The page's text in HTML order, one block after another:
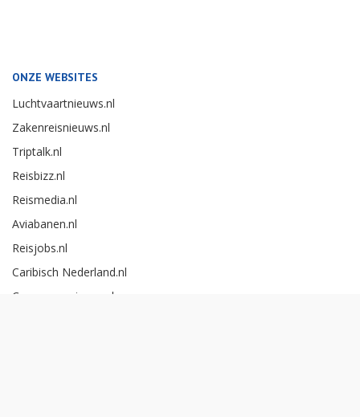
ONZE WEBSITES
Luchtvaartnieuws.nl
Zakenreisnieuws.nl
Triptalk.nl
Reisbizz.nl
Reismedia.nl
Aviabanen.nl
Reisjobs.nl
Caribisch Nederland.nl
Careerexperience.nl